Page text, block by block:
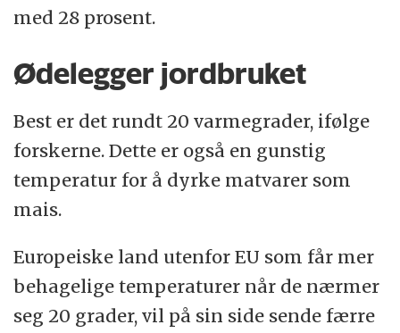
med 28 prosent.
Ødelegger jordbruket
Best er det rundt 20 varmegrader, ifølge
forskerne. Dette er også en gunstig
temperatur for å dyrke matvarer som
mais.
Europeiske land utenfor EU som får mer
behagelige temperaturer når de nærmer
seg 20 grader, vil på sin side sende færre